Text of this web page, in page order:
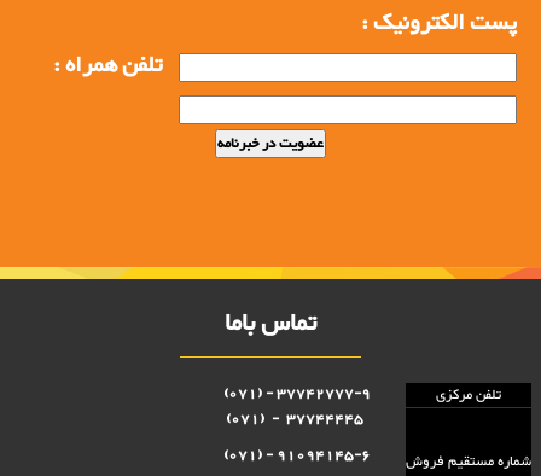
پست الکترونیک :
تلفن همراه :
تماس باما
تلفن مرکزی 37742777-9 - (071)
شماره مستقيم فروش
91094145-6 - (071)